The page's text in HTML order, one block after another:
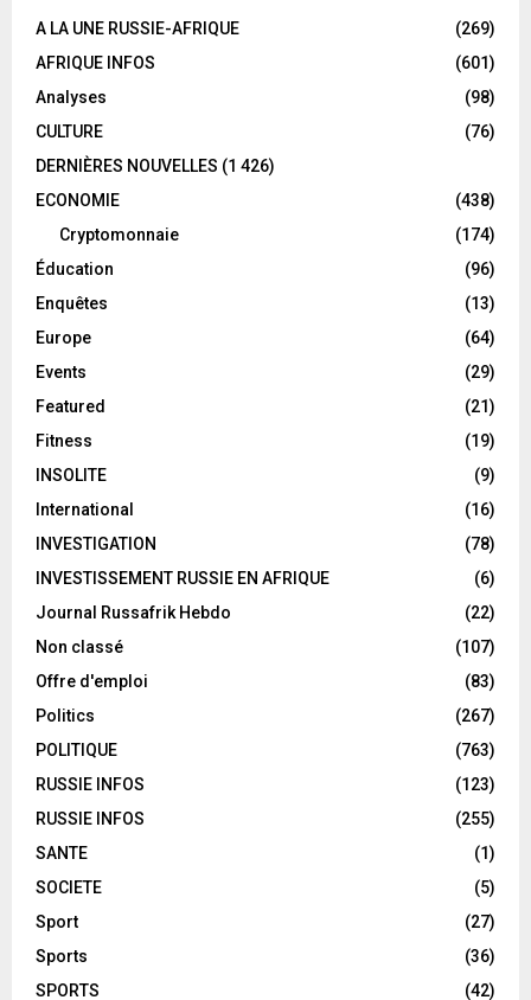
A LA UNE RUSSIE-AFRIQUE
(269)
AFRIQUE INFOS
(601)
Analyses
(98)
CULTURE
(76)
DERNIÈRES NOUVELLES (1 426)
ECONOMIE
(438)
Cryptomonnaie
(174)
Éducation
(96)
Enquêtes
(13)
Europe
(64)
Events
(29)
Featured
(21)
Fitness
(19)
INSOLITE
(9)
International
(16)
INVESTIGATION
(78)
INVESTISSEMENT RUSSIE EN AFRIQUE
(6)
Journal Russafrik Hebdo
(22)
Non classé
(107)
Offre d'emploi
(83)
Politics
(267)
POLITIQUE
(763)
RUSSIE INFOS
(123)
RUSSIE INFOS
(255)
SANTE
(1)
SOCIETE
(5)
Sport
(27)
Sports
(36)
SPORTS
(42)